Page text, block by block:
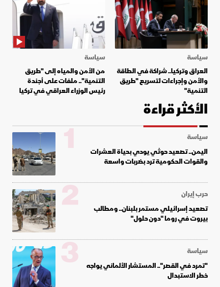
سياسة
العراق وتركيا.. شراكة في الطاقة
والأمن وإجراءات لتسريع "طريق
التنمية"
سياسة
من الأمن والمياه إلى "طريق
التنمية".. ملفات على أجندة
رئيس الوزراء العراقي في تركيا
الأكثر قراءة
سياسة
اليمن.. تصعيد حوثي يودي بحياة العشرات
والقوات الحكومية ترد بضربات واسعة
1
حرب إيران
تصعيد إسرائيلي مستمر بلبنان.. ومطالب
بيروت في روما "دون حلول"
2
سياسة
"تمرد في القصر".. المستشار الألماني يواجه
خطر الاستبدال
3